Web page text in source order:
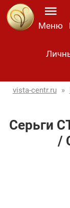
Меню
vista-centr.ru »
Серьги
/